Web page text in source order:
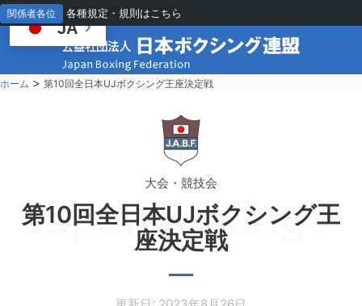
関係者各位 各種規定・規則はこちら
ホーム > 第10回全日本UJボクシング王座決定戦
Japan Boxing
大会・競技会
第10回全日本UJボクシング王
座決定戦
JA